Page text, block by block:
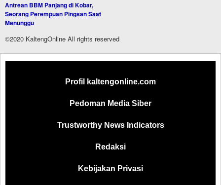
Antrean BBM Panjang di Kobar,
Seorang Perempuan Pingsan Saat
Menunggu
©2020 KaltengOnline All rights reserved
Profil kaltengonline.com
Pedoman Media Siber
Trustworthy News Indicators
Redaksi
Kebijakan Privasi